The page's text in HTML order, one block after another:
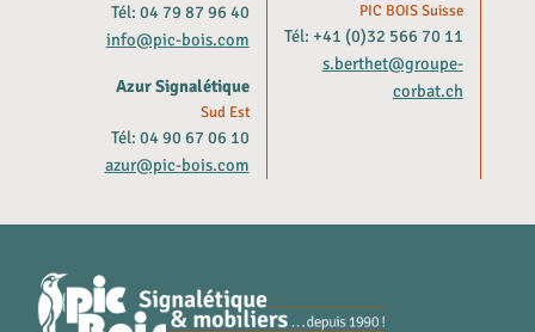
Tél: 04 79 87 96 40
info@pic-bois.com
Azur Signalétique
Sud Est
Tél: 04 90 67 06 10
azur@pic-bois.com
PIC BOIS Suisse
Tél: +41 (0)32 566 70 11
s.berthet@groupe-
corbat.ch